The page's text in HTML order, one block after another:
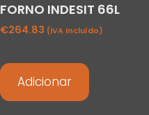
FORNO INDESIT 66L
€264.83 (IVA Incluído)
Adicionar